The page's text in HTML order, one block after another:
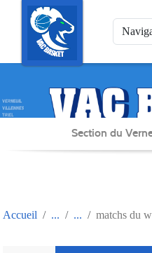
Section du
Accueil matchs du
Panneau de gestion des cookies